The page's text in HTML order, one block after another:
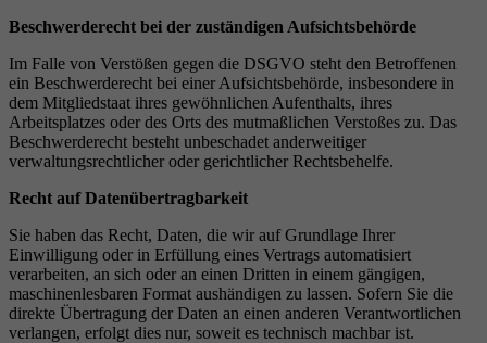
Beschwerderecht bei der zuständigen Aufsichtsbehörde
Im Falle von Verstößen gegen die DSGVO steht den Betroffenen
ein Beschwerderecht bei einer Aufsichtsbehörde, insbesondere in
dem Mitgliedstaat ihres gewöhnlichen Aufenthalts, ihres
Arbeitsplatzes oder des Orts des mutmaßlichen Verstoßes zu. Das
Beschwerderecht besteht unbeschadet anderweitiger
verwaltungsrechtlicher oder gerichtlicher Rechtsbehelfe.
Recht auf Datenübertragbarkeit
Sie haben das Recht, Daten, die wir auf Grundlage Ihrer
Einwilligung oder in Erfüllung eines Vertrags automatisiert
verarbeiten, an sich oder an einen Dritten in einem gängigen,
maschinenlesbaren Format aushändigen zu lassen. Sofern Sie die
direkte Übertragung der Daten an einen anderen Verantwortlichen
verlangen, erfolgt dies nur, soweit es technisch machbar ist.